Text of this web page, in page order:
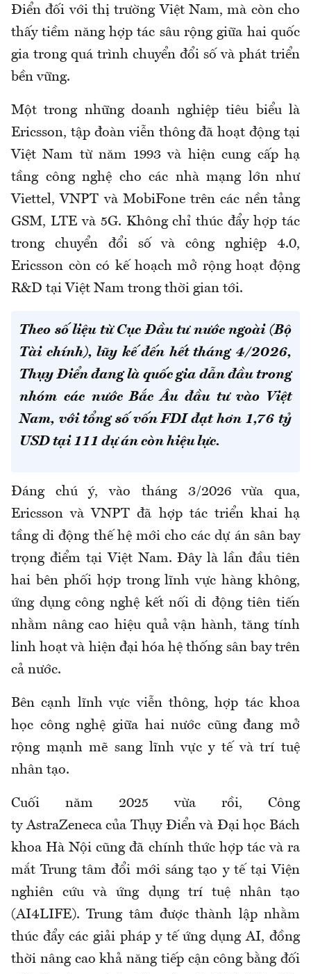
Điển đối với thị trường Việt Nam, mà còn cho
thấy tiềm năng hợp tác sâu rộng giữa hai quốc
gia trong quá trình chuyển đổi số và phát triển
bền vững.
Một trong những doanh nghiệp tiêu biểu là
Ericsson, tập đoàn viễn thông đã hoạt động tại
Việt Nam từ năm 1993 và hiện cung cấp hạ
tầng công nghệ cho các nhà mạng lớn như
Viettel, VNPT và MobiFone trên các nền tảng
GSM, LTE và 5G. Không chỉ thúc đẩy hợp tác
trong chuyển đổi số và công nghiệp 4.0,
Ericsson còn có kế hoạch mở rộng hoạt động
R&D tại Việt Nam trong thời gian tới.
Theo số liệu từ Cục Đầu tư nước ngoài (Bộ
Tài chính), lũy kế đến hết tháng 4/2026,
Thụy Điển đang là quốc gia dẫn đầu trong
nhóm các nước Bắc Âu đầu tư vào Việt
Nam, với tổng số vốn FDI đạt hơn 1,76 tỷ
USD tại 111 dự án còn hiệu lực.
Đáng chú ý, vào tháng 3/2026 vừa qua,
Ericsson và VNPT đã hợp tác triển khai hạ
tầng di động thế hệ mới cho các dự án sân bay
trọng điểm tại Việt Nam. Đây là lần đầu tiên
hai bên phối hợp trong lĩnh vực hàng không,
ứng dụng công nghệ kết nối di động tiên tiến
nhằm nâng cao hiệu quả vận hành, tăng tính
linh hoạt và hiện đại hóa hệ thống sân bay trên
cả nước.
Bên cạnh lĩnh vực viễn thông, hợp tác khoa
học công nghệ giữa hai nước cũng đang mở
rộng mạnh mẽ sang lĩnh vực y tế và trí tuệ
nhân tạo.
Cuối năm 2025 vừa rồi, Công
tyAstraZenecacủa Thụy Điển và Đại học Bách
khoa Hà Nội cũng đã chính thức hợp tác và ra
mắt Trung tâm đổi mới sáng tạo y tế tại Viện
nghiên cứu và ứng dụng trí tuệ nhân tạo
(AI4LIFE). Trung tâm được thành lập nhằm
thúc đẩy các giải pháp y tế ứng dụng AI, đồng
thời nâng cao khả năng tiếp cận công bằng đối